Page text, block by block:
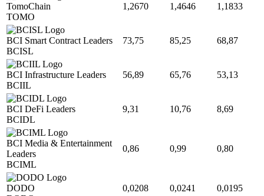
TomoChain
TOMO
1,2670 1,4646 1,1833
BCI Smart Contract Leaders
BCISL
73,75 85,25 68,87
BCI Infrastructure Leaders
BCIIL
56,89 65,76 53,13
BCI DeFi Leaders
BCIDL
9,31 10,76 8,69
BCI Media & Entertainment
Leaders
BCIML
0,86 0,99 0,80
DODO
0,0208 0,0241 0,0195